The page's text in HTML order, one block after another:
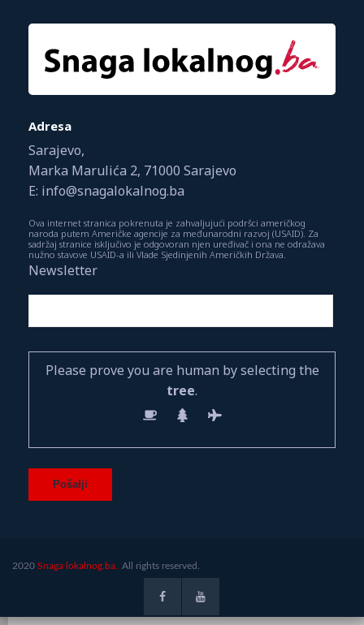
Adresa
Sarajevo,
Marka Marulića 2, 71000 Sarajevo
E: info@snagalokalnog.ba
Ova internet stranica pokrenuta je zahvaljujući podršci američkog
naroda putem Američke agencije za međunarodni razvoj (USAID). Za
sadržaj stranice isključivo je odgovoran njen uređivač i ona ne odražava
nužno stavove USAID-a ili Vlade Sjedinjenih Američkih Država.
Newsletter
Please prove you are human by selecting the
tree.
2020 Snaga lokalnog.ba. All rights reserved.